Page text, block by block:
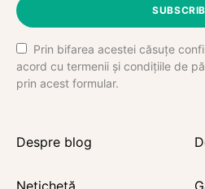
Prin bifarea acestei căsuțe
acord cu termenii și condițiile de
prin acest formular.
Despre blog
Netichetă